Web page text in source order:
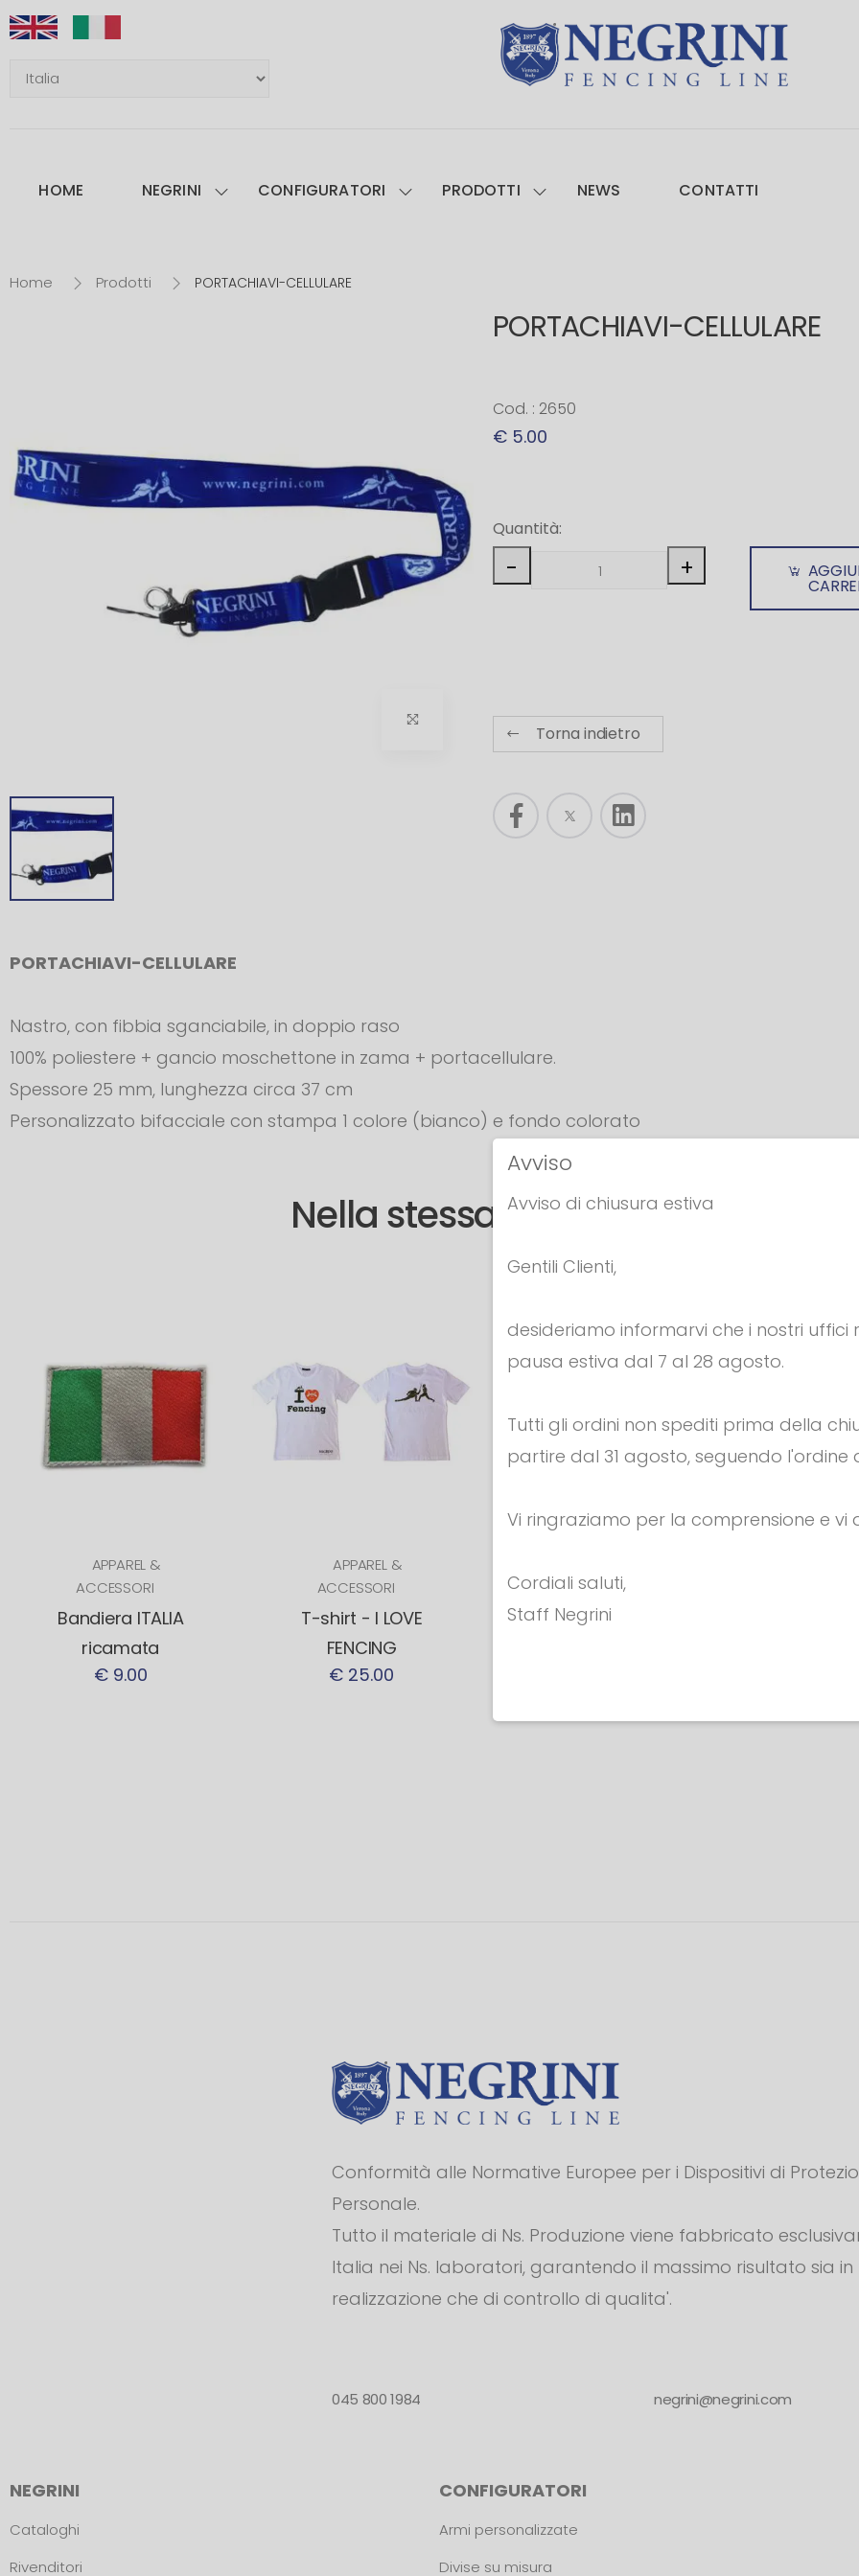
HOME NEGRINI CONFIGURATORI PRODOTTI NEWS CONTATTI
Home Prodotti PORTACHIAVI-CELLULARE
PORTACHIAVI-CELLULARE
Cod. : 2650
€ 5.00
Quantità:
- +
Torna indietro
PORTACHIAVI-CELLULARE
Nastro, con fibbia sganciabile, in doppio raso
100% poliestere + gancio moschettone in zama + portacellulare.
Spessore 25 mm, lunghezza circa 37 cm
Personalizzato bifacciale con stampa 1 colore (bianco) e fondo colorato
Nella stessa categoria
APPAREL &
ACCESSORI
Bandiera ITALIA
ricamata
€ 9.00
APPAREL &
ACCESSORI
T-shirt - I LOVE
FENCING
€ 25.00
ACCESSORI
T-shirt - FORMICHE
Conformità alle Normative Europee per i Dispositivi di
Personale.
Tutto il materiale di Ns. Produzione viene fabbricato
Italia nei Ns. laboratori, garantendo il massimo risultato sia in
realizzazione che di controllo di qualita'.
045 800 1984 negrini@negrini.com
NEGRINI
Cataloghi
Rivenditori
CONFIGURATORI
Armi personalizzate
Divise su misura
Avviso
Avviso di chiusura estiva
Gentili Clienti,
desideriamo informarvi che i nostri uffici
pausa estiva dal 7 al 28 agosto.
Tutti gli ordini non spediti prima della
partire dal 31 agosto, seguendo l'ordine
Vi ringraziamo per la comprensione e
Cordiali saluti,
Staff Negrini